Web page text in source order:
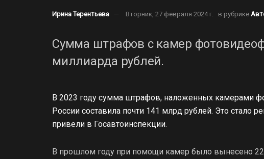
Ирина Терентьева Вторник, 27 февраля 2024 г. в рубрике
Сумма штрафов с камер
миллиарда рублей.
В 2023 году сумма штрафов, наложенных камерами
России составила почти 141 млрд рублей. Это стало
привели в Госавтоинспекции.
В прошлом году при помощи камер было вынесено